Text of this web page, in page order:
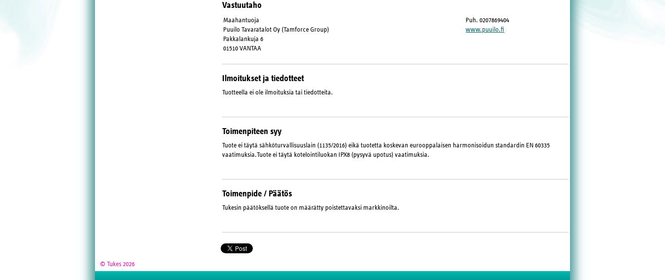
Vastuutaho
Maahantuoja
Puuilo Tavaratalot Oy (Tamforce Group)
Pakkalankuja 6
01510 VANTAA
Puh. 0207869404
www.puuilo.fi
Ilmoitukset ja tiedotteet
Tuotteella ei ole ilmoituksia tai tiedotteita.
Toimenpiteen syy
Tuote ei täytä sähköturvallisuuslain (1135/2016) eikä tuotetta koskevan eurooppalaisen harmonisoidun standardin EN 60335
vaatimuksia.Tuote ei täytä kotelointiluokan IPX8 (pysyvä upotus) vaatimuksia.
Toimenpide / Päätös
Tukesin päätöksellä tuote on määrätty poistettavaksi markkinoilta.
© Tukes 2026